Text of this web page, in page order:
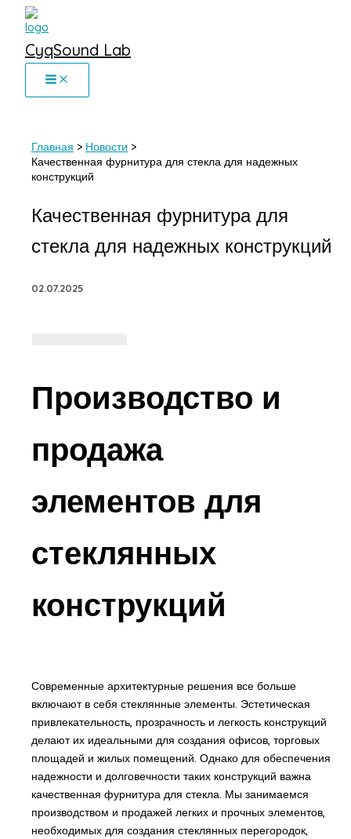
Перейти
содержимому
CyqSound Lab
Главная
Новости
Качественная фурнитура для стекла для надежных
конструкций
Качественная фурнитура для
стекла для надежных конструкций
02.07.2025
Производство и
продажа
элементов для
стеклянных
конструкций
Современные архитектурные решения все больше
включают в себя стеклянные элементы. Эстетическая
привлекательность, прозрачность и легкость конструкций
делают их идеальными для создания офисов, торговых
площадей и жилых помещений. Однако для обеспечения
надежности и долговечности таких конструкций важна
качественная фурнитура для стекла. Мы занимаемся
производством и продажей легких и прочных элементов,
необходимых для создания стеклянных перегородок,